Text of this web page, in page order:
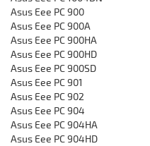
Asus Eee PC 900
Asus Eee PC 900A
Asus Eee PC 900HA
Asus Eee PC 900HD
Asus Eee PC 900SD
Asus Eee PC 901
Asus Eee PC 902
Asus Eee PC 904
Asus Eee PC 904HA
Asus Eee PC 904HD